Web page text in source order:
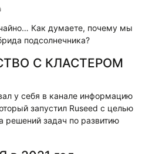
Как думаете, почему мы
подсолнечника?
С КЛАСТЕРОМ
у себя в канале информацию
запустил Ruseed с целью
решений задач по развитию